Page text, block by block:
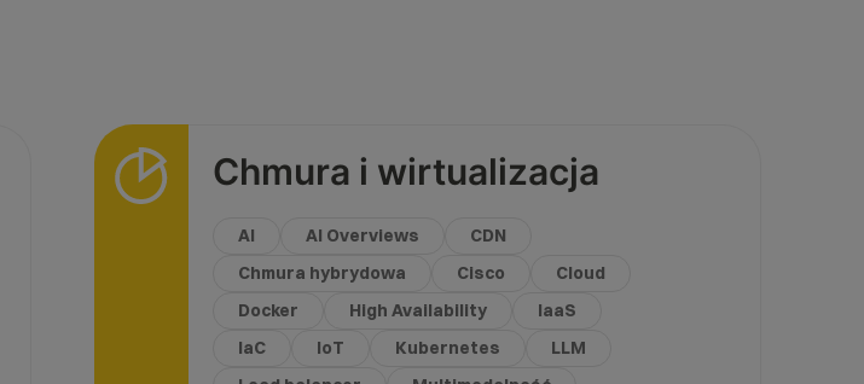
Chmura i wirtualizacja
AI AI Overviews
CDN
Chmura hybrydowa
Cisco
Cloud
Docker
High Availability
IaaS
IaC
IoT Kubernetes
LLM